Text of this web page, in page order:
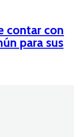
contar con
para sus